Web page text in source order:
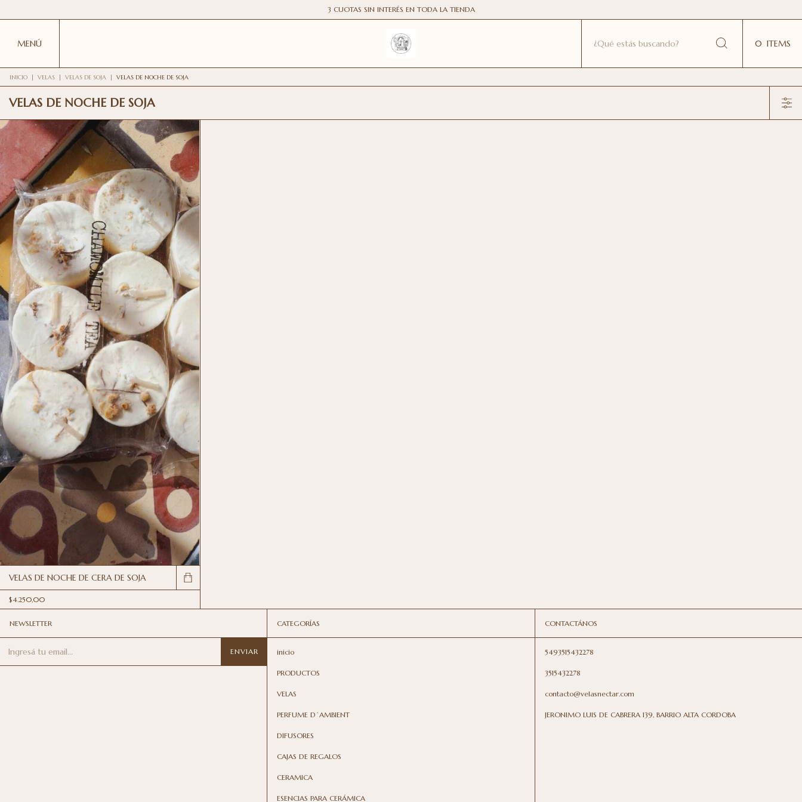
3 CUOTAS SIN INTERÉS EN TODA LA TIENDA
MENÚ 0 ITEMS
INICIO | VELAS | VELAS DE SOJA | VELAS DE NOCHE DE SOJA
VELAS DE NOCHE DE SOJA
VELAS DE NOCHE DE CERA DE SOJA
$4.250,00
NEWSLETTER CATEGORÍAS
inicio
PRODUCTOS
VELAS
PERFUME D´AMBIENT
DIFUSORES
CAJAS DE REGALOS
CERAMICA
ESENCIAS PARA CERÁMICA
CONTACTÁNOS
5493515432278
3515432278
contacto@velasnectar.com
JERONIMO LUIS DE CABRERA 139, BARRIO ALTA CORDOBA